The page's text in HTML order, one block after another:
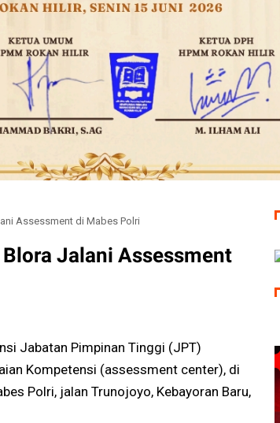
Assessment di Mabes Polri
Jalani Assessment
Jabatan Pimpinan Tinggi (JPT)
Kompetensi (assessment center), di
Polri, jalan Trunojoyo, Kebayoran Baru,